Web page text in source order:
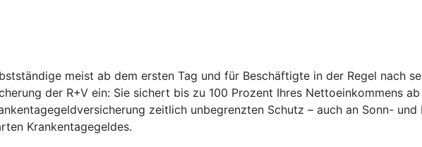
meist ab dem ersten Tag und für Beschäftigte in der Regel nach
der R+V ein: Sie sichert bis zu 100 Prozent Ihres Nettoeinkommens
zeitlich unbegrenzten Schutz – auch an Sonn- und
Krankentagegeldes.